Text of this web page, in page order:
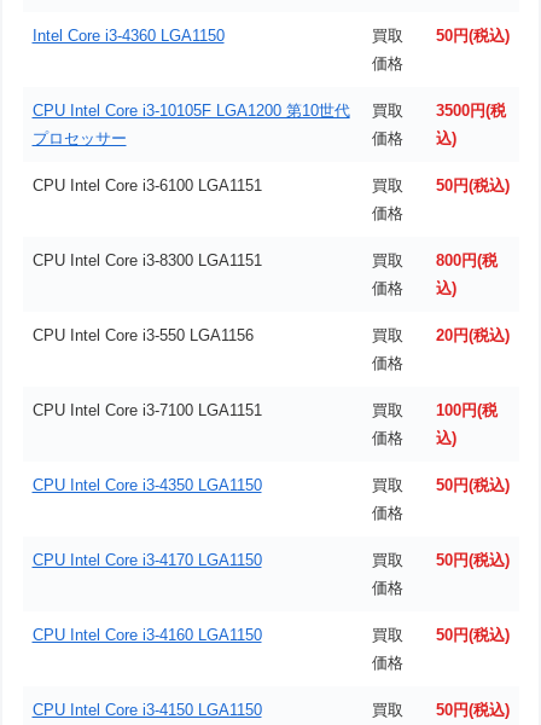
Intel Core i3-4360 LGA1150
買取
価格
50円(税込)
CPU Intel Core i3-10105F LGA1200 第10世代
プロセッサー
買取
価格
3500円(税
込)
CPU Intel Core i3-6100 LGA1151
買取
価格
50円(税込)
CPU Intel Core i3-8300 LGA1151
買取
価格
800円(税
込)
CPU Intel Core i3-550 LGA1156
買取
価格
20円(税込)
CPU Intel Core i3-7100 LGA1151
買取
価格
100円(税
込)
CPU Intel Core i3-4350 LGA1150
買取
価格
50円(税込)
CPU Intel Core i3-4170 LGA1150
買取
価格
50円(税込)
CPU Intel Core i3-4160 LGA1150
買取
価格
50円(税込)
CPU Intel Core i3-4150 LGA1150 買取 50円(税込)